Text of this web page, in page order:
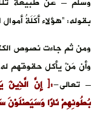
بقوله: “هؤلاء أكَلَةُ
ومن ثم جاءت نصوص
وأن مَنْ يأكل حقوقهم
– تعالى-:﴿ إِنَّ الَّذِينَ
بُطُونِهِمْ نَارًا وَسَيَصْلَوْنَ